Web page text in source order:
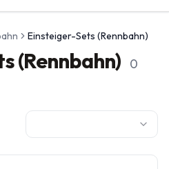
Einsteiger-Sets (Rennbahn)
(Rennbahn)
0